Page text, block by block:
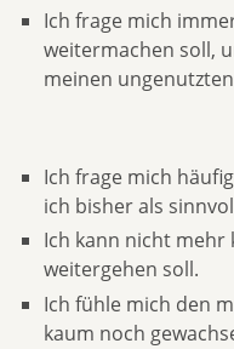
Ich frage mich
weitermachen soll,
meinen
Ich frage mich
ich bisher als
Ich kann nicht mehr
weitergehen soll.
Ich fühle mich den
kaum noch